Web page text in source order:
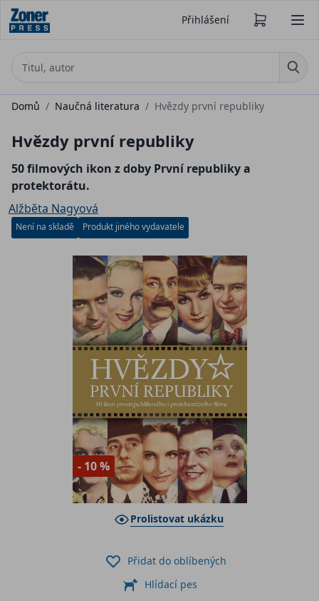
Přihlášení
Domů / Naučná literatura / Hvězdy první republiky
Hvězdy první republiky
50 filmových ikon z doby První republiky a
protektorátu.
Alžběta Nagyová
Není na skladě Produkt jiného vydavatele
- 10 %
Prolistovat ukázku
Přidat do oblíbených
Hlídací pes